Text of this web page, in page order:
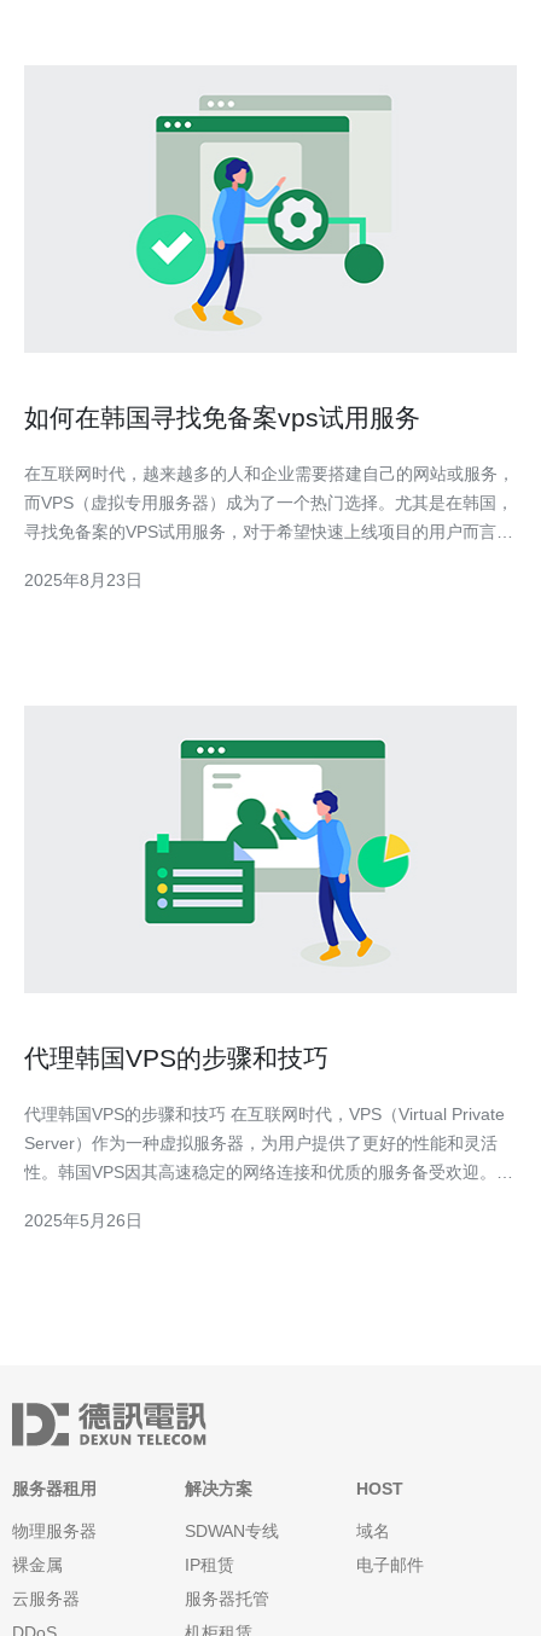
如何在韩国寻找免备案vps试用服务
在互联网时代，越来越多的人和企业需要搭建自己的网站或服务，
而VPS（虚拟专用服务器）成为了一个热门选择。尤其是在韩国，
寻找免备案的VPS试用服务，对于希望快速上线项目的用户而言，
的免备案VPS试用服务，确保你能在最短的时间内找到合适的服务
2025年8月23日
代理韩国VPS的步骤和技巧
代理韩国VPS的步骤和技巧 在互联网时代，VPS（Virtual Private
Server）作为一种虚拟服务器，为用户提供了更好的性能和灵活
性。韩国VPS因其高速稳定的网络连接和优质的服务备受欢迎。本
好、服务优质的代理商。代理商的稳定性和售后服务是选择的重要
2025年5月26日
服务器租用
物理服务器
裸金属
云服务器
解决方案
SDWAN专线
IP租赁
服务器托管
HOST
域名
电子邮件